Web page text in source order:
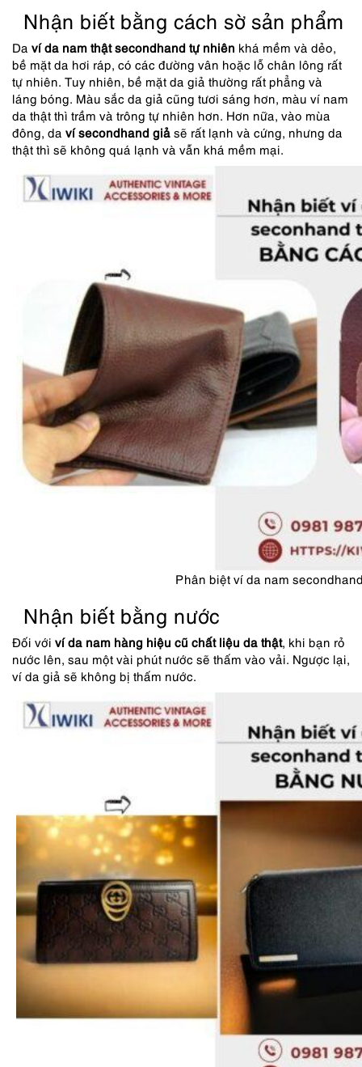
Nhận biết bằng cách sờ sản phẩm
Da ví da nam thật secondhand tự nhiên khá mềm và dẻo,
bề mặt da hơi ráp, có các đường vân hoặc lỗ chân lông rất
tự nhiên. Tuy nhiên, bề mặt da giả thường rất phẳng và
láng bóng. Màu sắc da giả cũng tươi sáng hơn, màu ví nam
da thật thì trầm và trông tự nhiên hơn. Hơn nữa, vào mùa
đông, da ví secondhand giả sẽ rất lạnh và cứng, nhưng da
thật thì sẽ không quá lạnh và vẫn khá mềm mại.
Phân biệt ví da nam
Nhận biết bằng nước
Đối với ví da nam hàng hiệu cũ chất liệu da thật, khi bạn rỏ
nước lên, sau một vài phút nước sẽ thấm vào vải. Ngược lại,
ví da giả sẽ không bị thấm nước.